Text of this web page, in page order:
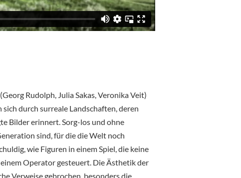
Rudolph, Julia Sakas, Veronika Veit)
durch surreale Landschaften, deren
Bilder erinnert. Sorg-los und ohne
sind, für die die Welt noch
wie Figuren in einem Spiel, die keine
Operator gesteuert. Die Ästhetik der
Verweise gebrochen, besonders die